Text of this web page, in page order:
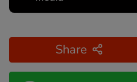
Share